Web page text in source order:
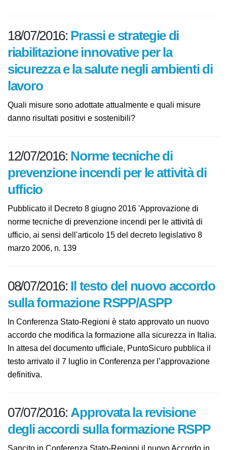
18/07/2016:Prassi e strategie di
riabilitazione innovative per la
sicurezza e la salute negli ambienti
di lavoro
12/07/2016:Norme tecniche di
prevenzione incendi per le attività
di ufficio
Pubblicato il Decreto 8 giugno 2016 'Approvazione di
norme tecniche di prevenzione incendi per le attività di
08/07/2016:Il testo del nuovo
accordo sulla formazione
RSPP/ASPP
In Conferenza Stato-Regioni è stato approvato un
nuovo accordo che modifica la formazione alla
PuntoSicuro pubblica il testo arrivato il 7 luglio in
Conferenza per l’approvazione definitiva.